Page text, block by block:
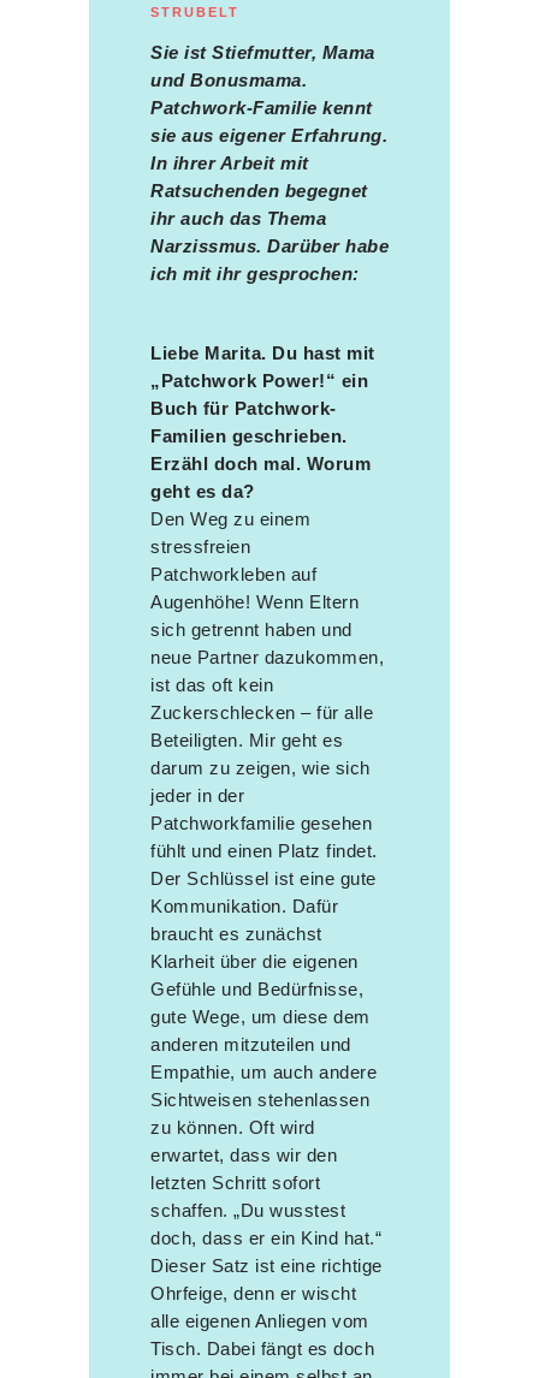
STRUBELT
Sie ist Stiefmutter, Mama
und Bonusmama.
Patchwork-Familie kennt
sie aus eigener Erfahrung.
In ihrer Arbeit mit
Ratsuchenden begegnet
ihr auch das Thema
Narzissmus. Darüber habe
ich mit ihr gesprochen:
Liebe Marita. Du hast mit
„Patchwork Power!“ ein
Buch für Patchwork-
Familien geschrieben.
Erzähl doch mal. Worum
geht es da?
Den Weg zu einem
stressfreien
Patchworkleben auf
Augenhöhe! Wenn Eltern
sich getrennt haben und
neue Partner dazukommen,
ist das oft kein
Zuckerschlecken – für alle
Beteiligten. Mir geht es
darum zu zeigen, wie sich
jeder in der
Patchworkfamilie gesehen
fühlt und einen Platz findet.
Der Schlüssel ist eine gute
Kommunikation. Dafür
braucht es zunächst
Klarheit über die eigenen
Gefühle und Bedürfnisse,
gute Wege, um diese dem
anderen mitzuteilen und
Empathie, um auch andere
Sichtweisen stehenlassen
zu können. Oft wird
erwartet, dass wir den
letzten Schritt sofort
schaffen. „Du wusstest
doch, dass er ein Kind hat.“
Dieser Satz ist eine richtige
Ohrfeige, denn er wischt
alle eigenen Anliegen vom
Tisch. Dabei fängt es doch